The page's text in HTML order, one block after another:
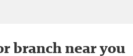
branch near you